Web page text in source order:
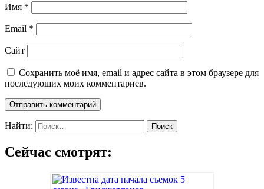
Имя *
Email *
Сайт
Сохранить моё имя, email и адрес сайта в этом браузере для
последующих моих комментариев.
Найти:
Сейчас смотрят: